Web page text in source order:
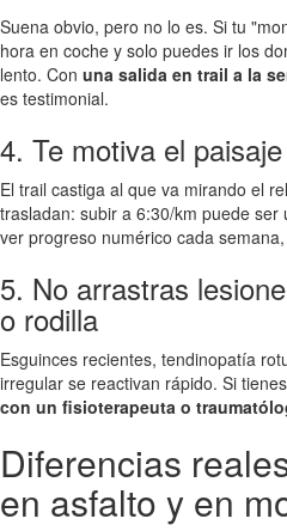
Suena obvio, pero no lo es. Si tu
hora en coche y solo puedes ir los
lento. Con una salida en trail a la
es testimonial.
4. Te motiva el
El trail castiga al que va mirando el
trasladan: subir a 6:30/km puede
ver progreso numérico cada
5. No arrastras
o rodilla
Esguinces recientes, tendinopatía
irregular se reactivan rápido. Si
con un fisioterapeuta o
Diferencias
en asfalto y en